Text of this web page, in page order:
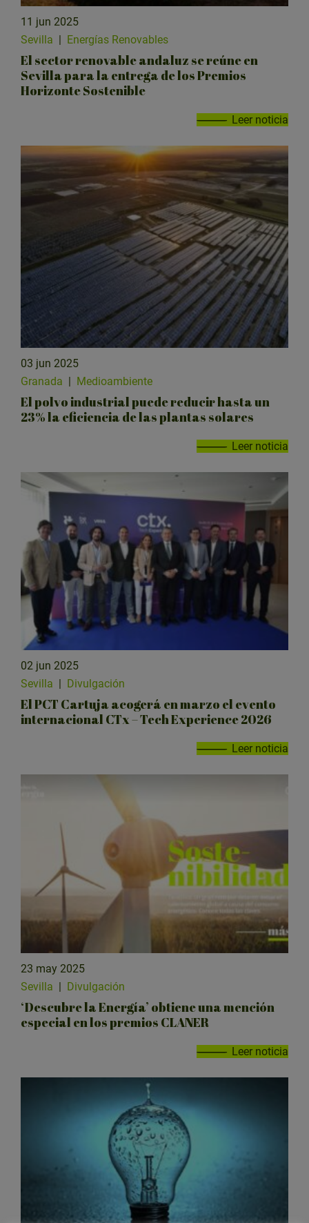
11 jun 2025
Sevilla
Energías Renovables
El sector renovable andaluz se reúne en
Sevilla para la entrega de los Premios
Horizonte Sostenible
Leer noticia
03 jun 2025
Granada | Medioambiente
El polvo industrial puede reducir hasta un
23% la eficiencia de las plantas solares
Leer noticia
02 jun 2025
Sevilla
Divulgación
El PCT Cartuja acogerá en marzo el evento
internacional CTx – Tech Experience 2026
Leer noticia
23 may 2025
Sevilla | Divulgación
‘Descubre la Energía’ obtiene una mención
especial en los premios CLANER
Leer noticia